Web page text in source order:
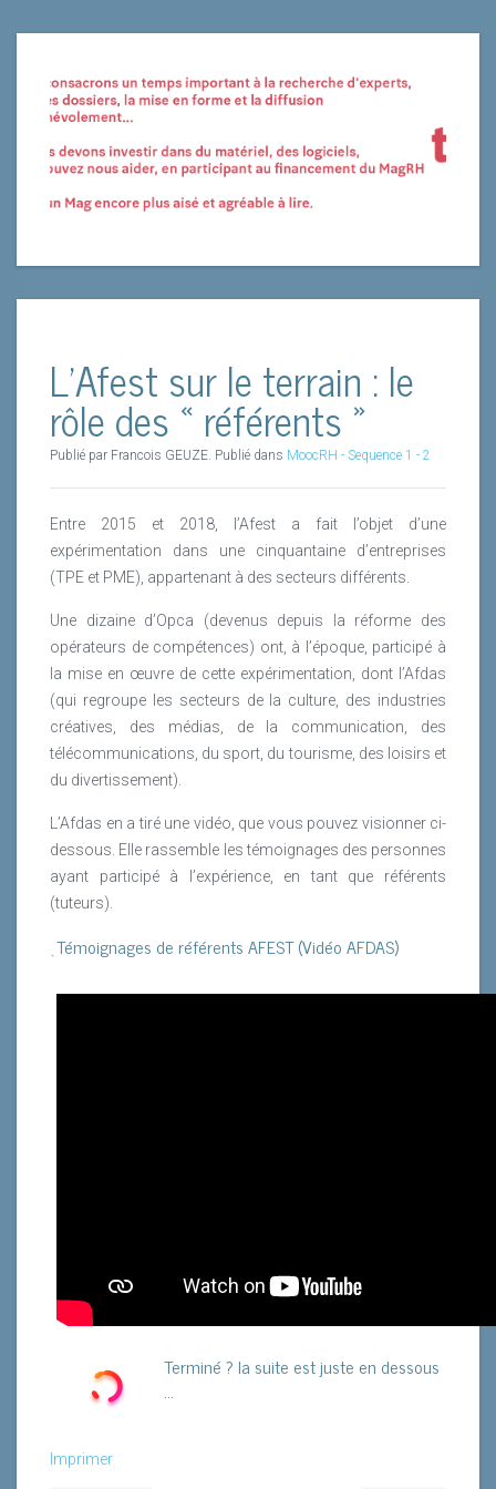
L’Afest sur le terrain : le
rôle des « référents »
Publié par Francois GEUZE. Publié dans MoocRH - Sequence 1 - 2
Entre 2015 et 2018, l’Afest a fait l’objet d’une
expérimentation dans une cinquantaine d’entreprises
(TPE et PME), appartenant à des secteurs différents.
Une dizaine d’Opca (devenus depuis la réforme des
opérateurs de compétences) ont, à l’époque, participé à
la mise en œuvre de cette expérimentation, dont l’Afdas
(qui regroupe les secteurs de la culture, des industries
créatives, des médias, de la communication, des
télécommunications, du sport, du tourisme, des loisirs et
du divertissement).
L’Afdas en a tiré une vidéo, que vous pouvez visionner ci-
dessous. Elle rassemble les témoignages des personnes
ayant participé à l’expérience, en tant que référents
(tuteurs).
Témoignages de référents AFEST (Vidéo AFDAS)
Terminé ? la suite est juste en dessous
...
Imprimer